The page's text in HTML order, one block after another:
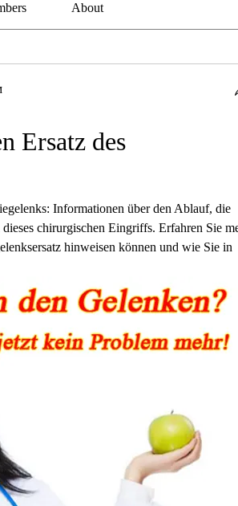
About
Ersatz des
Informationen über den Ablauf, die
chirurgischen Eingriffs. Erfahren Sie
hinweisen können und wie Sie in